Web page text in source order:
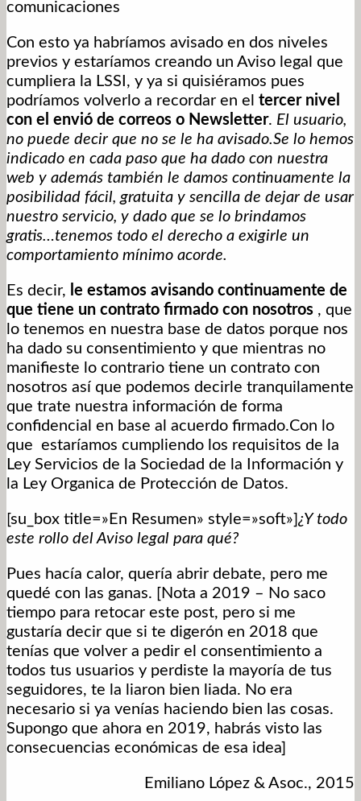
comunicaciones
Con esto ya habríamos avisado en dos niveles
previos y estaríamos creando un Aviso legal que
cumpliera la LSSI, y ya si quisiéramos pues
podríamos volverlo a recordar en el tercer nivel
con el envió de correos o Newsletter. El usuario,
no puede decir que no se le ha avisado.Se lo hemos
indicado en cada paso que ha dado con nuestra
web y además también le damos continuamente la
posibilidad fácil, gratuita y sencilla de dejar de usar
nuestro servicio, y dado que se lo brindamos
gratis…tenemos todo el derecho a exigirle un
comportamiento mínimo acorde.
Es decir, le estamos avisando continuamente de
que tiene un contrato firmado con nosotros , que
lo tenemos en nuestra base de datos porque nos
ha dado su consentimiento y que mientras no
manifieste lo contrario tiene un contrato con
nosotros así que podemos decirle tranquilamente
que trate nuestra información de forma
confidencial en base al acuerdo firmado.Con lo
que estaríamos cumpliendo los requisitos de la
Ley Servicios de la Sociedad de la Información y
la Ley Organica de Protección de Datos.
[su_box title=»En Resumen» style=»soft»]¿Y todo
este rollo del Aviso legal para qué?
Pues hacía calor, quería abrir debate, pero me
quedé con las ganas. [Nota a 2019 – No saco
tiempo para retocar este post, pero si me
gustaría decir que si te digerón en 2018 que
tenías que volver a pedir el consentimiento a
todos tus usuarios y perdiste la mayoría de tus
seguidores, te la liaron bien liada. No era
necesario si ya venías haciendo bien las cosas.
Supongo que ahora en 2019, habrás visto las
consecuencias económicas de esa idea]
Emiliano López & Asoc., 2015